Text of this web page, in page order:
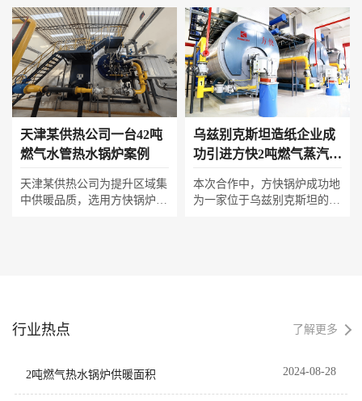
水锅炉构建集中供暖系统。锅
炉采用真空相变高效换热与超
低氮燃烧技术，实现安全静音
运行与环保排放；智能群控可
依据户内温度、室外气候及入
住率动态调节输出，在保障全
社区舒适温暖的同时，实现能
源的高效利用与智能化管理，
满足高端住宅对供热品质与绿
色运营的双重要求。
产汽、高效稳定的特点，精准
满足饲料加工过程中原料调
质、制粒等环节的蒸汽需求，
有效提升了饲料品质与生产效
率。其紧凑的设计与智能控制
系统，更为企业节省了空间与
人力成本，成为助力中小企业
提质增效的可靠动力源。
天津某供热公司一台42吨
燃气水管热水锅炉案例
天津某供热公司为提升区域集
中供暖品质，选用方快锅炉一
实现清洁供热与高效运营双
乌兹别克斯坦造纸企业成
功引进方快2吨燃气蒸汽锅
性能
本次合作中，方快锅炉成功地
为一家位于乌兹别克斯坦的造
这得益于方快锅炉产品运行稳
构，内部配备了大容量的波纹
炉胆，极大地增加了受热面，
行业热点 了解更多
2吨燃气热水锅炉供暖面积 2024-08-28